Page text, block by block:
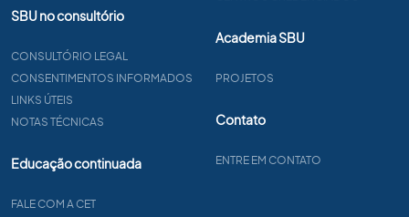
SBU no consultório
CONSULTÓRIO LEGAL
CONSENTIMENTOS INFORMADOS
LINKS ÚTEIS
NOTAS TÉCNICAS
Educação continuada
FALE COM A CET
Academia SBU
PROJETOS
Contato
ENTRE EM CONTATO